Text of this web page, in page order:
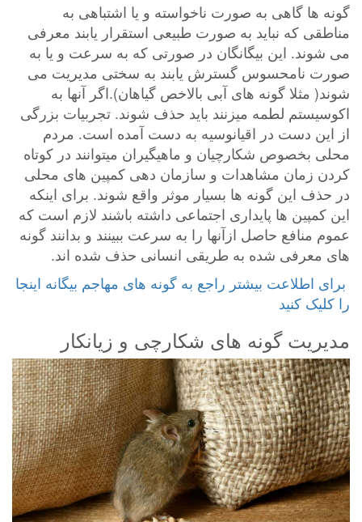
گونه ها گاهی به صورت ناخواسته و یا اشتباهی به
مناطقی که نباید به صورت طبیعی استقرار یابند معرفی
می شوند. این بیگانگان در صورتی که به سرعت و یا به
صورت نامحسوس گسترش یابند به سختی مدیریت می
شوند( مثلا گونه های آبی بالاخص گیاهان).اگر آنها به
اکوسیستم لطمه میزنند باید حذف شوند. تجربیات بزرگی
از این دست در اقیانوسیه به دست آمده است. مردم
محلی بخصوص شکارچیان و ماهیگیران میتوانند در کوتاه
کردن زمان مشاهدات و سازمان دهی کمپین های محلی
در حذف این گونه ها بسیار موثر واقع شوند. برای اینکه
این کمپین ها پایداری اجتماعی داشته باشند لازم است که
عموم منافع حاصل ازآنها را به سرعت ببینند و بدانند گونه
های معرفی شده به طریقی انسانی حذف شده اند.
‎ برای اطلاعت بیشتر راجع به گونه های مهاجم بیگانه اینجا
را کلیک کنید
مدیریت گونه های شکارچی و زیانکار